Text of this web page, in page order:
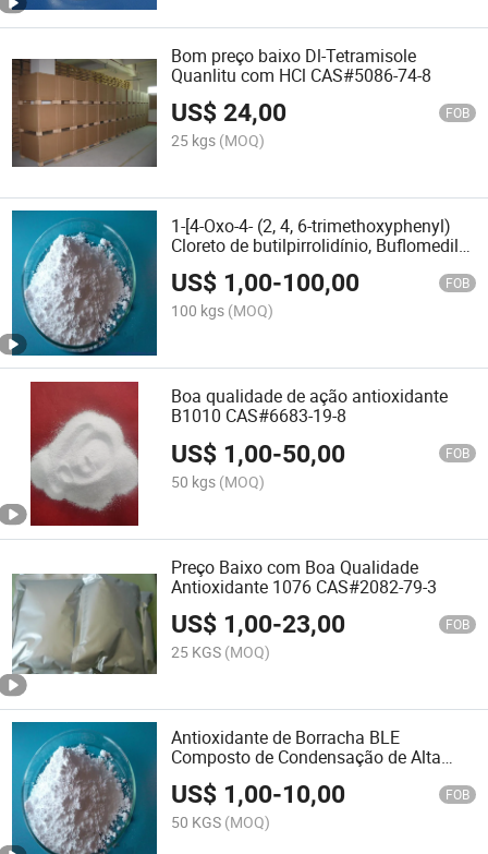
Bom preço baixo Dl-Tetramisole
Quanlitu com HCl CAS#5086-74-8
US$24,00 FOB
25 kgs (MOQ)
1-[4-Oxo-4- (2, 4, 6-trimethoxyphenyl)
Cloreto de butilpirrolidínio, Buflomedil
HCl CAS#35543-24-9
US$ 1,00-100,00 FOB
100 kgs (MOQ)
Boa qualidade de ação antioxidante
B1010 CAS#6683-19-8
US$ 1,00-50,00 FOB
50 kgs (MOQ)
Preço Baixo com Boa Qualidade
Antioxidante 1076 CAS#2082-79-3
US$ 1,00-23,00 FOB
25 KGS (MOQ)
Antioxidante de Borracha BLE
Composto de Condensação de Alta
Temperatura de Difeno CAS#6267-02-3
US$ 1,00-10,00 FOB
50 KGS (MOQ)